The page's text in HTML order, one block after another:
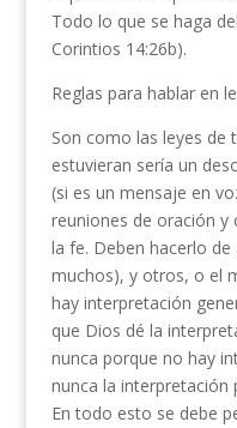
Todo lo que se haga
Corintios 14:26b).
Reglas para hablar en
Son como las leyes de
estuvieran sería un
(si es un mensaje en
reuniones de oración y
la fe. Deben hacerlo
muchos), y otros, o el
hay interpretación
que Dios dé la
nunca porque no hay
nunca la interpretación
En todo esto se debe